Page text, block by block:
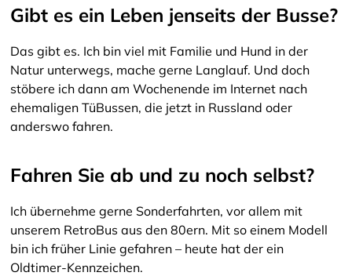
Gibt es ein Leben jenseits der Busse?
Das gibt es. Ich bin viel mit Familie und Hund in der
Natur unterwegs, mache gerne Langlauf. Und doch
stöbere ich dann am Wochenende im Internet nach
ehemaligen TüBussen, die jetzt in Russland oder
anderswo fahren.
Fahren Sie ab und zu noch selbst?
Ich übernehme gerne Sonderfahrten, vor allem mit
unserem RetroBus aus den 80ern. Mit so einem Modell
bin ich früher Linie gefahren – heute hat der ein
Oldtimer-Kennzeichen.